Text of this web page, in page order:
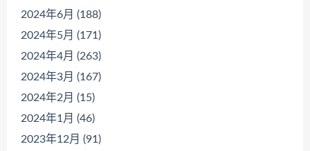
2024年6月 (188)
2024年5月 (171)
2024年4月 (263)
2024年3月 (167)
2024年2月 (15)
2024年1月 (46)
2023年12月 (91)